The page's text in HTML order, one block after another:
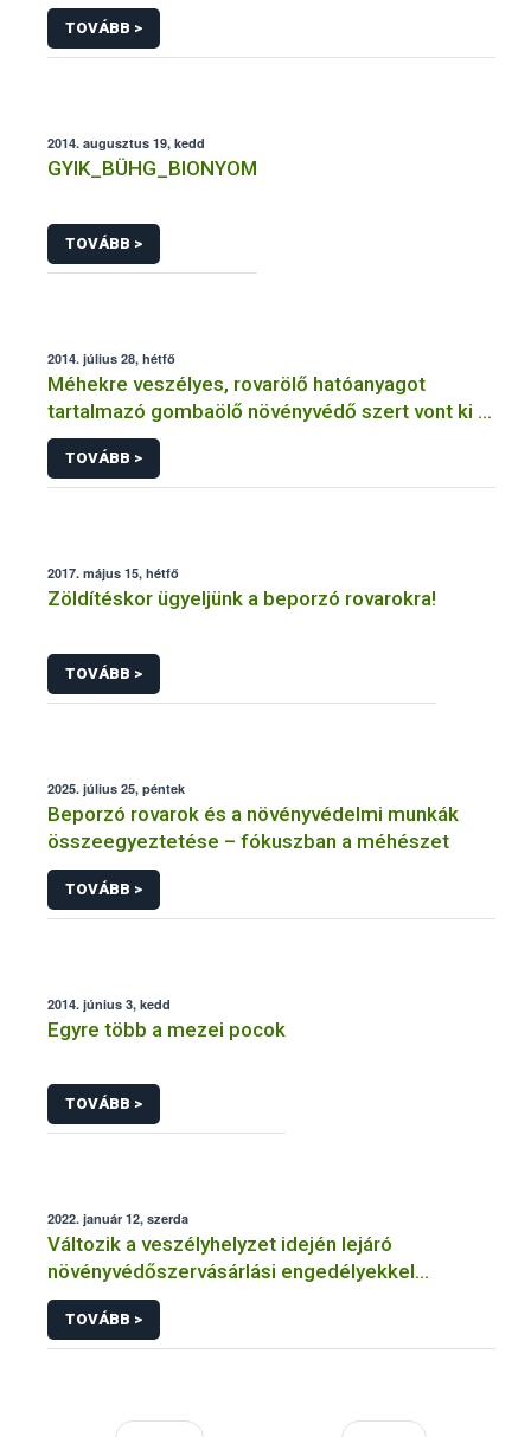
rendelkező szervezetek
TOVÁBB >
2014. augusztus 19, kedd
GYIK_BÜHG_BIONYOM
TOVÁBB >
2014. július 28, hétfő
Méhekre veszélyes, rovarölő hatóanyagot
tartalmazó gombaölő növényvédő szert vont ki a
forgalomból a NÉBIH
TOVÁBB >
2017. május 15, hétfő
Zöldítéskor ügyeljünk a beporzó rovarokra!
TOVÁBB >
2025. július 25, péntek
Beporzó rovarok és a növényvédelmi munkák
összeegyeztetése – fókuszban a méhészet
TOVÁBB >
2014. június 3, kedd
Egyre több a mezei pocok
TOVÁBB >
2022. január 12, szerda
Változik a veszélyhelyzet idején lejáró
növényvédőszervásárlási engedélyekkel
kapcsolatos szabályozás
TOVÁBB >